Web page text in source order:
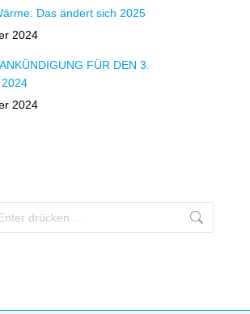
Das ändert sich 2025
2024
FÜR DEN 3.
2024
2024